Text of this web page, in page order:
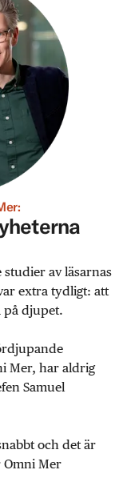
av läsarnas
extra tydligt: att
på djupet.
Mer, har aldrig
Samuel
och det är
Omni Mer